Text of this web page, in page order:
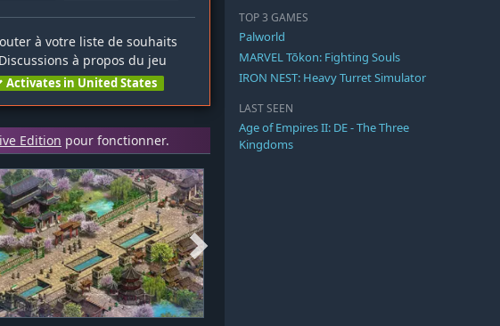
à votre liste de souhaits
Discussions à propos du jeu
Activates in United States
Edition pour fonctionner.
TOP 3 GAMES
Palworld
MARVEL Tōkon: Fighting Souls
IRON NEST: Heavy Turret Simulator
LAST SEEN
Age of Empires II: DE - The Three
Kingdoms